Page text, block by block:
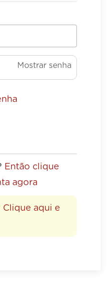
Mostrar senha
Então clique
agora
Clique aqui e